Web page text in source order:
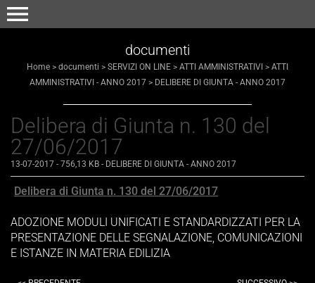
menu
documenti
Home > documenti > SERVIZI ON LINE > ATTI AMMINISTRATIVI > ATTI
AMMINISTRATIVI - ANNO 2017 > DELIBERE DI GIUNTA - ANNO 2017
Delibera di Giunta n. 130 del
27/06/2017
13-07-2017 - 756,13 KB - DELIBERE DI GIUNTA - ANNO 2017
Delibera di Giunta n. 130 del 27/06/2017
ADOZIONE MODULI UNIFICATI E STANDARDIZZATI PER LA
PRESENTAZIONE DELLE SEGNALAZIONE, COMUNICAZIONI
E ISTANZE IN MATERIA EDILIZIA